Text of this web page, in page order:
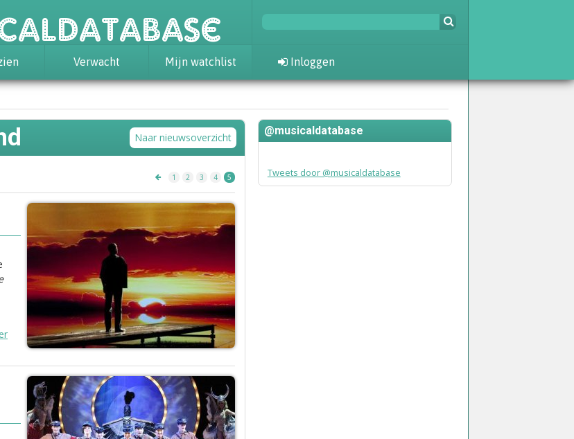
Verwacht Mijn watchlist Inloggen
Naar nieuwsoverzicht
1 2 3 4 5
@musicaldatabase
Tweets door @musicaldatabase